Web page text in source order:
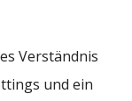
Verständnis
und ein